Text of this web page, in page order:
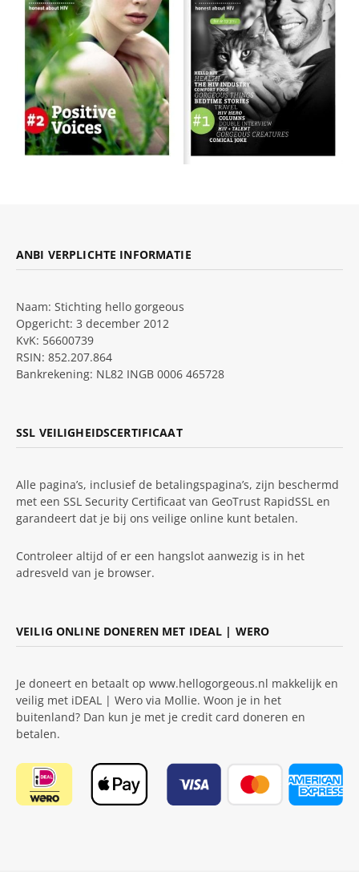
ANBI VERPLICHTE INFORMATIE
Naam: Stichting hello gorgeous
Opgericht: 3 december 2012
KvK: 56600739
RSIN: 852.207.864
Bankrekening: NL82 INGB 0006 465728
SSL VEILIGHEIDSCERTIFICAAT
Alle pagina’s, inclusief de betalingspagina’s, zijn beschermd
met een SSL Security Certificaat van GeoTrust RapidSSL en
garandeert dat je bij ons veilige online kunt betalen.
Controleer altijd of er een hangslot aanwezig is in het
adresveld van je browser.
VEILIG ONLINE DONEREN MET IDEAL | WERO
Je doneert en betaalt op www.hellogorgeous.nl makkelijk en
veilig met iDEAL | Wero via Mollie. Woon je in het
buitenland? Dan kun je met je credit card doneren en
betalen.